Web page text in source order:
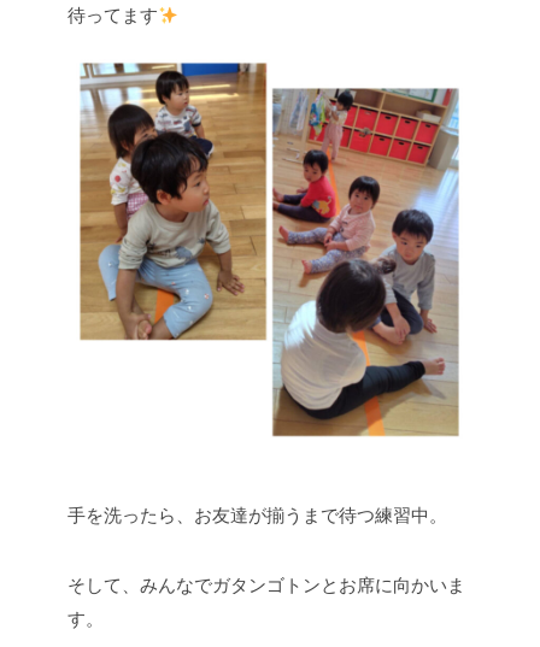
待ってます
手を洗ったら、お友達が揃うまで待つ練習中。
そして、みんなでガタンゴトンとお席に向かいま
す。